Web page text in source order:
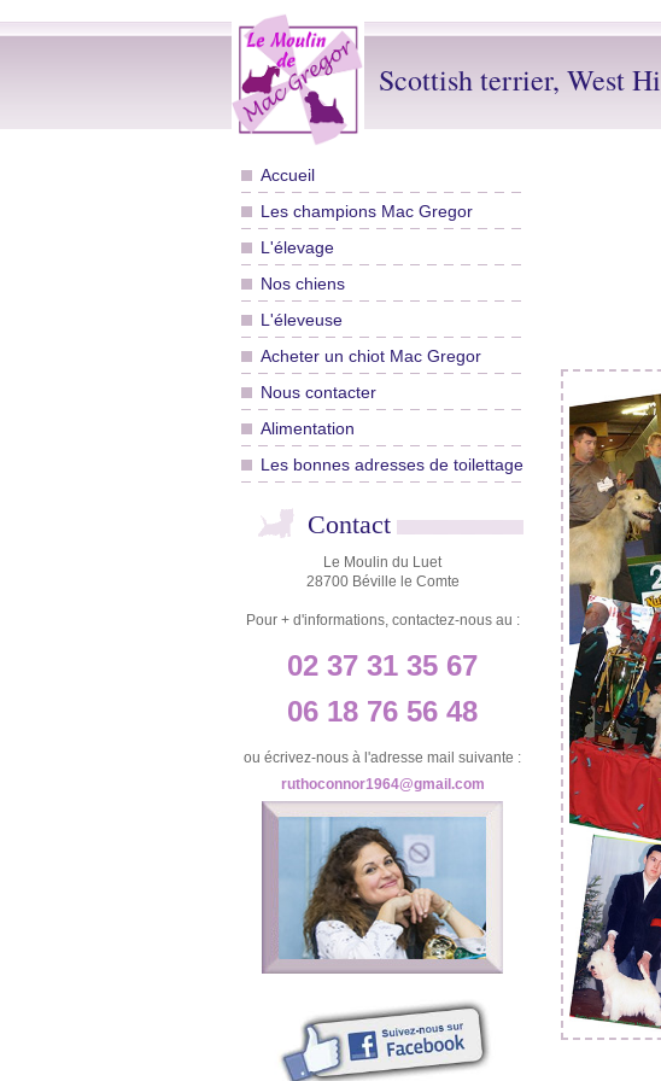
Scottish terrier, West
Accueil
Les champions Mac Gregor
L'élevage
Nos chiens
L'éleveuse
Acheter un chiot Mac Gregor
Nous contacter
Alimentation
Les bonnes adresses de toilettage
Contact
Le Moulin du Luet
28700 Béville le Comte
Pour + d'informations, contactez-nous au :
02 37 31 35 67
06 18 76 56 48
ou écrivez-nous à l'adresse mail suivante :
ruthoconnor1964@gmail.com